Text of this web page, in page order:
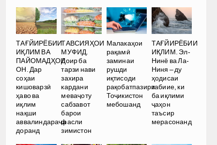
ТАҒЙИРЁБИИ
ИҚЛИМ ВА
ПАЙОМАДҲОИ
ОН. Дар
соҳаи
кишоварзӣ
ҳаво ва
иқлим
нақши
аввалиндараҷа
доранд
ТАВСИЯҲОИ
МУФИД.
Доир ба
тарзи нави
захира
кардани
меваҷоту
сабзавот
барои
фасли
зимистон
Малакаҳои
рақамӣ
заминаи
рушди
иқтисоди
рақобатпазири
Тоҷикистон
мебошанд
ТАҒЙИРЁБИИ
ИҚЛИМ. Эл-
Нинё ва Ла-
Ниня – ду
ҳодисаи
табиие, ки
ба иқлими
ҷаҳон
таъсир
мерасонанд